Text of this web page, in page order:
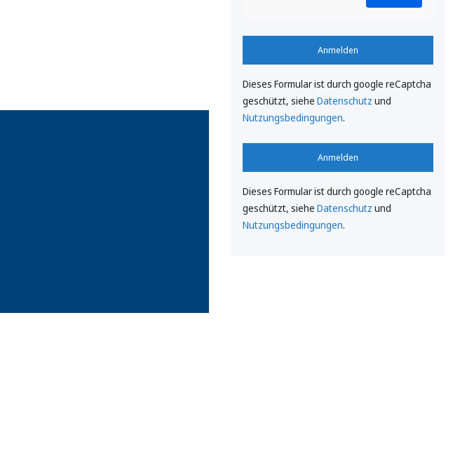
Anmelden
Dieses Formular ist durch google reCaptcha
geschützt, siehe Datenschutz und
Nutzungsbedingungen.
Anmelden
Dieses Formular ist durch google reCaptcha
geschützt, siehe Datenschutz und
Nutzungsbedingungen.